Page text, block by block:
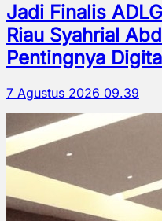
Jadi Finalis
Riau Syahrial
Pentingnya
7 Agustus 2026 09.39